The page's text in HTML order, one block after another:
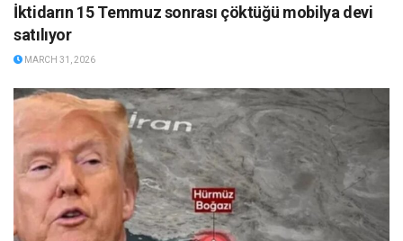
İktidarın 15 Temmuz sonrası çöktüğü mobilya devi
satılıyor
MARCH 31, 2026